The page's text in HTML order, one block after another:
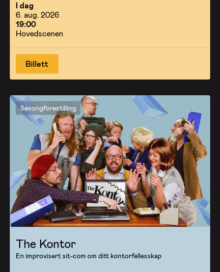
I dag
6. aug. 2026
19:00
Hovedscenen
Billett
Sesongforestilling
The Kontor
En improvisert sit-com om ditt kontorfellesskap